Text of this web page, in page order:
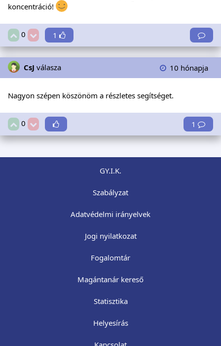
koncentráció!
0 1
CsJ válasza 10 hónapja
Nagyon szépen köszönöm a részletes segítséget.
0 1
GY.I.K.
Szabályzat
Adatvédelmi irányelvek
Jogi nyilatkozat
Fogalomtár
Magántanár kereső
Statisztika
Helyesírás